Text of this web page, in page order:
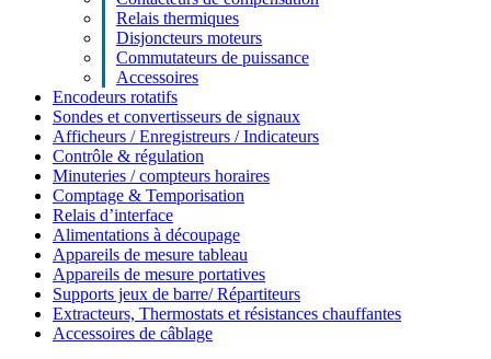
Relais thermiques
Disjoncteurs moteurs
Commutateurs de puissance
Accessoires
Encodeurs rotatifs
Sondes et convertisseurs de signaux
Afficheurs / Enregistreurs / Indicateurs
Contrôle & régulation
Minuteries / compteurs horaires
Comptage & Temporisation
Relais d’interface
Alimentations à découpage
Appareils de mesure tableau
Appareils de mesure portatives
Supports jeux de barre/ Répartiteurs
Extracteurs, Thermostats et résistances chauffantes
Accessoires de câblage